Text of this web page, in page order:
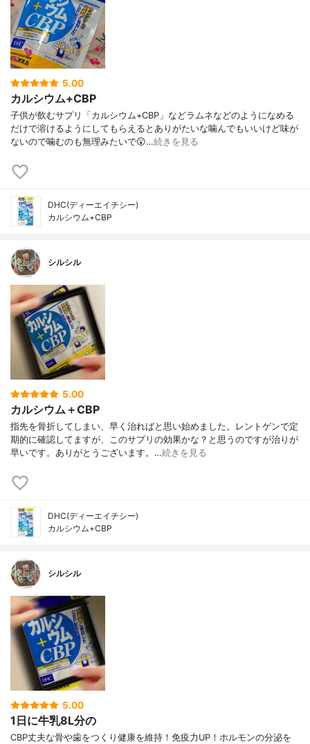
5.00
カルシウム+CBP
子供が飲むサプリ「カルシウム+CBP」などラムネなどのようになめる
だけで溶けるようにしてもらえるとありがたいな噛んでもいいけど味が
ないので噛むのも無理みたいで😲…続きを見る
DHC(ディーエイチシー)
カルシウム+CBP
シルシル
5.00
カルシウム＋CBP
指先を骨折してしまい、早く治ればと思い始めました。レントゲンで定
期的に確認してますが、このサプリの効果かな？と思うのですが治りが
早いです。ありがとうございます。…続きを見る
DHC(ディーエイチシー)
カルシウム+CBP
シルシル
5.00
1日に牛乳8L分の
CBP丈夫な骨や歯をつくり健康を維持！免疫力UP！ホルモンの分泌を